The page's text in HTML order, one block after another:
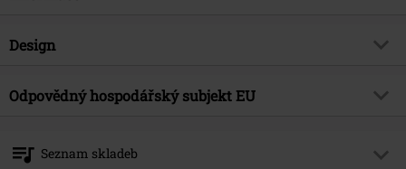
Zboží č.
Hudební žánr
Metalcore
Kapela
Design
Typ výrobku
LP
Odpovědný hospodářský subjekt EU
Neumühlen 17
22763 Hamburg
Seznam skladeb